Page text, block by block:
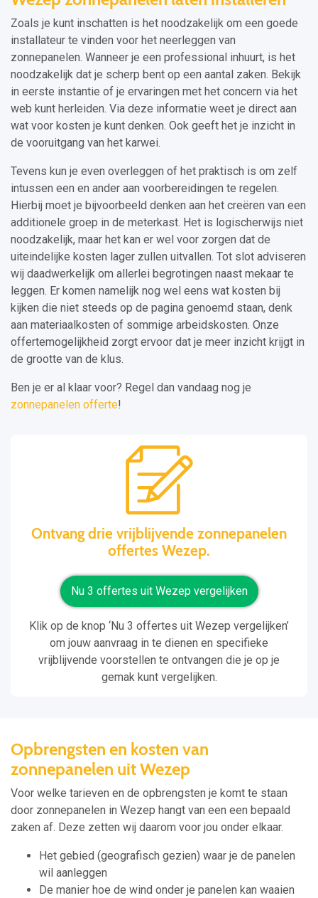
Zoals je kunt inschatten is het noodzakelijk om een goede
installateur te vinden voor het neerleggen van
zonnepanelen. Wanneer je een professional inhuurt, is het
noodzakelijk dat je scherp bent op een aantal zaken. Bekijk
in eerste instantie of je ervaringen met het concern via het
web kunt herleiden. Via deze informatie weet je direct aan
wat voor kosten je kunt denken. Ook geeft het je inzicht in
de vooruitgang van het karwei.
Tevens kun je even overleggen of het praktisch is om zelf
intussen een en ander aan voorbereidingen te regelen.
Hierbij moet je bijvoorbeeld denken aan het creëren van een
additionele groep in de meterkast. Het is logischerwijs niet
noodzakelijk, maar het kan er wel voor zorgen dat de
uiteindelijke kosten lager zullen uitvallen. Tot slot adviseren
wij daadwerkelijk om allerlei begrotingen naast mekaar te
leggen. Er komen namelijk nog wel eens wat kosten bij
kijken die niet steeds op de pagina genoemd staan, denk
aan materiaalkosten of sommige arbeidskosten. Onze
offertemogelijkheid zorgt ervoor dat je meer inzicht krijgt in
de grootte van de klus.
Ben je er al klaar voor? Regel dan vandaag nog je
zonnepanelen offerte!
Ontvang drie vrijblijvende zonnepanelen
offertes Wezep.
Nu 3 offertes uit Wezep vergelijken
Klik op de knop ‘Nu 3 offertes uit Wezep vergelijken’
om jouw aanvraag in te dienen en specifieke
vrijblijvende voorstellen te ontvangen die je op je
gemak kunt vergelijken.
Opbrengsten en kosten van
zonnepanelen uit Wezep
Voor welke tarieven en de opbrengsten je komt te staan
door zonnepanelen in Wezep hangt van een een bepaald
zaken af. Deze zetten wij daarom voor jou onder elkaar.
Het gebied (geografisch gezien) waar je de panelen
wil aanleggen
De manier hoe de wind onder je panelen kan waaien